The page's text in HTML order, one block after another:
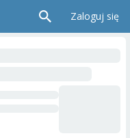
Zaloguj się